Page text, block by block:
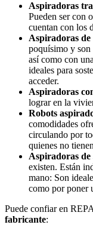
Aspiradoras
Pueden ser con
cuentan con los
Aspiradoras de
poquísimo y son
así como con
ideales para
acceder.
Aspiradoras
lograr en la
Robots
comodidades
circulando por
quienes no
Aspiradoras de
existen. Están
mano: Son
como por poner
Puede confiar en
fabricante: